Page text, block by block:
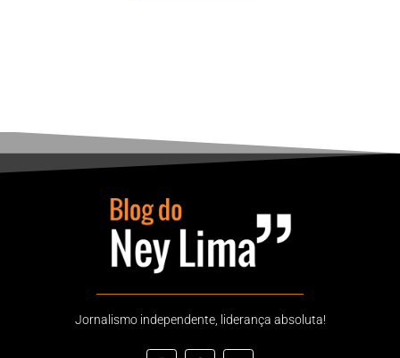
Jornalismo independente, liderança absoluta!